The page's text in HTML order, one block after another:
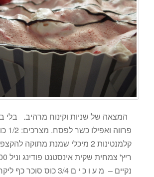
המצאה של שניות וקינוח מרהיב. בלי
פרווה
קלמנטינות 2 מיכלי שמנת מתוקה
נקיים – מ ע ו כ י ם 3/4 כוס